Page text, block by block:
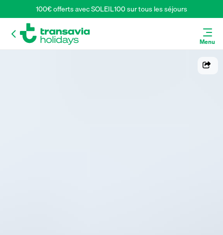
100€ offerts avec SOLEIL100 sur tous les séjours
Menu